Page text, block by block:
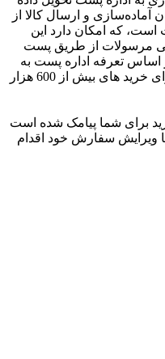
کاری، زمان آماده‌سازی و ارسال کالا از
که امکان دارد این
مرسولات از طریق پست
اساس تعرفه اداره پست به
فاکتور اضافه میشوند. هزینه پست برای خرید های بیش از 600 هزار
برای شما پیامک شده است
ویرایش سفارش خود اقدام